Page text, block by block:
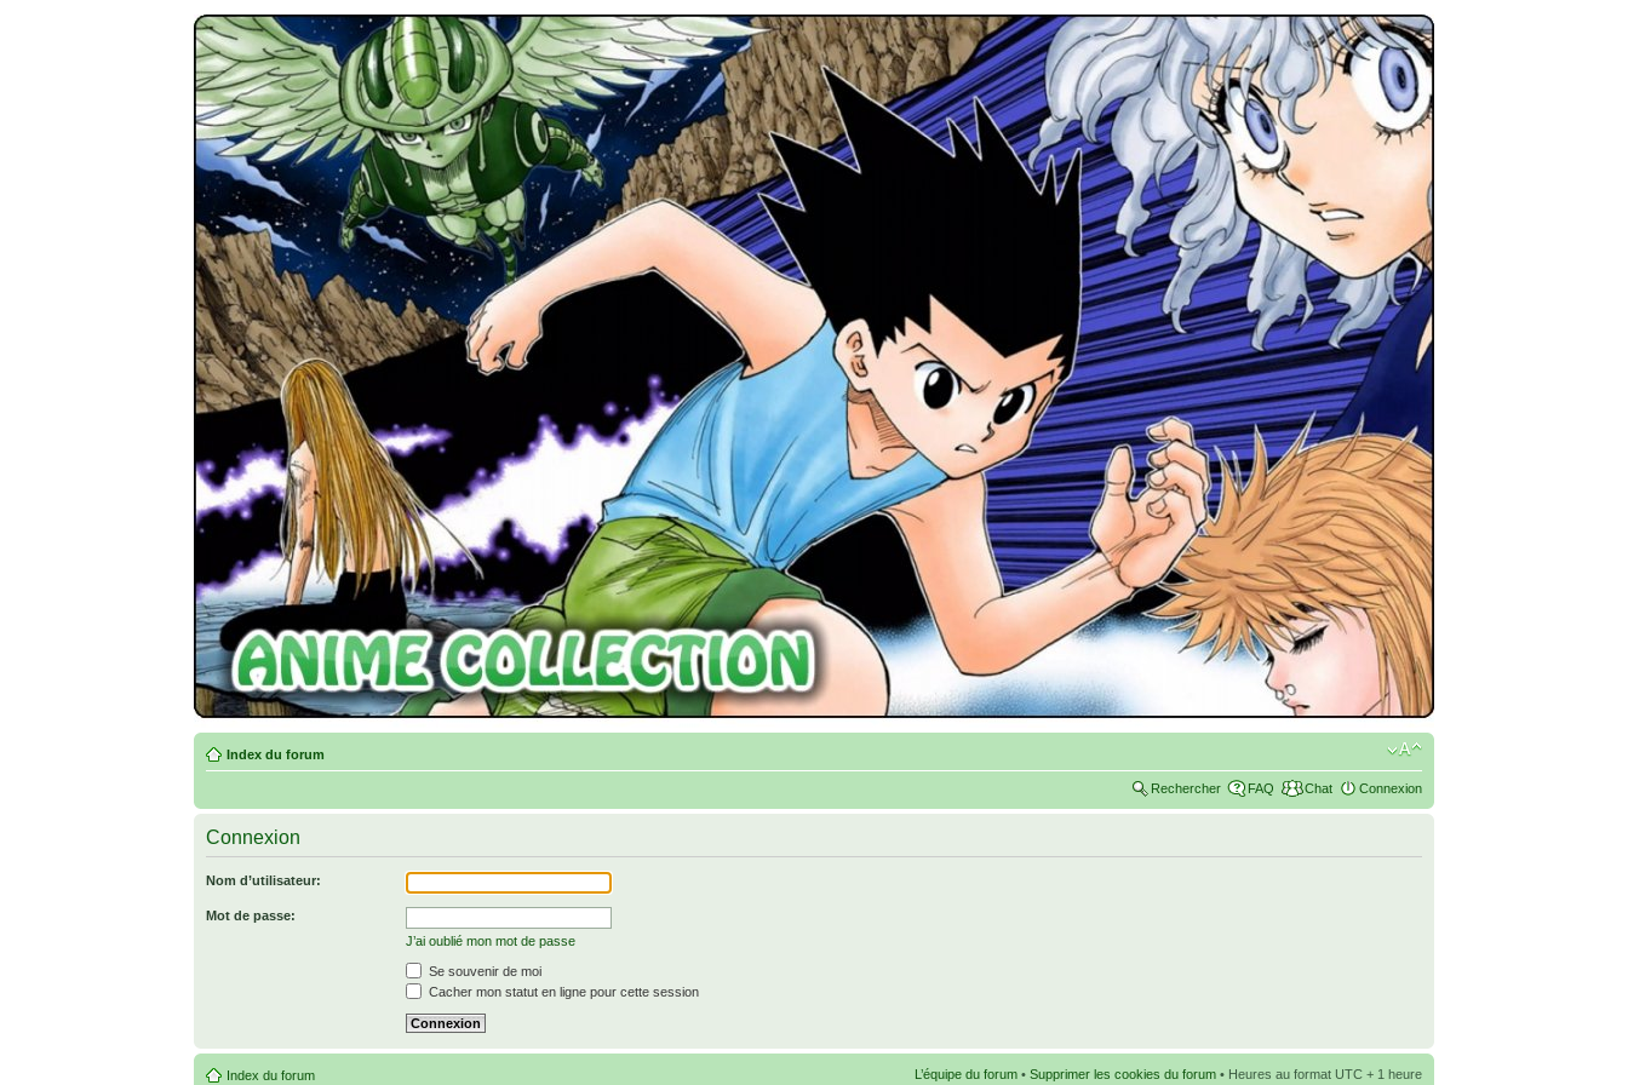
Index du forum
Rechercher FAQ Chat Connexion
Connexion
Nom d’utilisateur:
Mot de passe:
J’ai oublié mon mot de passe
Se souvenir de moi
Cacher mon statut en ligne pour cette session
Index du forum L’équipe du forum • Supprimer les cookies du forum • Heures au format UTC + 1 heure